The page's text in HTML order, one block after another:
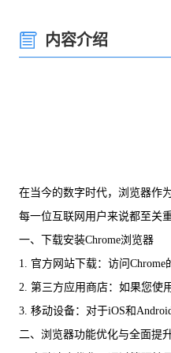
内容介绍
在当今的数字时代，浏览器作
每一位互联网用户来说都至关
一、下载安装Chrome浏览器
1. 官方网站下载：访问
2. 第三方应用商店：如果您使
3. 移动设备：对于iOS和
二、浏览器功能优化与全面提